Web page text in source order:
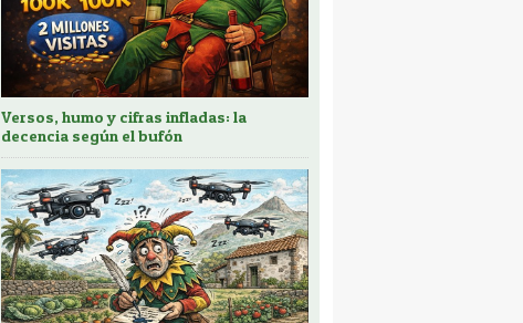
Versos, humo y cifras infladas: la
decencia según el bufón